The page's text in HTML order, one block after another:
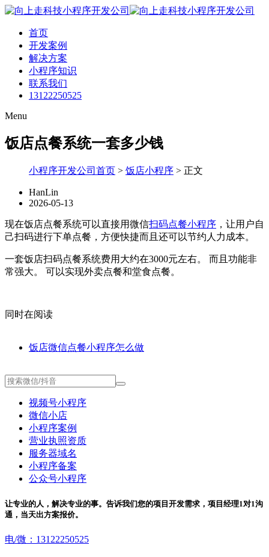
首页
开发案例
解决方案
小程序知识
联系我们
13122250525
Menu
饭店点餐系统一套多少钱
小程序开发公司首页 > 饭店小程序 > 正文
HanLin
2026-05-13
现在饭店点餐系统可以直接用微信扫码点餐小程序 ，让用户自
己扫码进行下单点餐，方便快捷而且还可以节约人力成本。
一套饭店扫码点餐系统费用大约在3000元左右。 而且功能非
常强大。 可以实现外卖点餐和堂食点餐。
同时在阅读
饭店微信点餐小程序怎么做
视频号小程序
微信小店
小程序案例
营业执照资质
服务器域名
小程序备案
公众号小程序
让专业的人，解决专业的事。告诉我们您的项目开发需求，项目经理1对1沟
通，当天出方案报价。
电/微：13122250525